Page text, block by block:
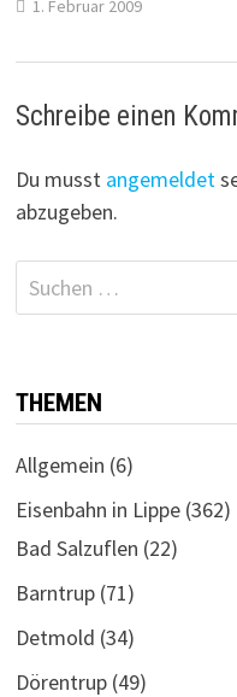
1. Februar 2009
Schreibe einen
Du musst angemeldet
abzugeben.
Suchen
nach:
THEMEN
Allgemein (6)
Eisenbahn in Lippe(362)
Bad Salzuflen (22)
Barntrup(71)
Detmold (34)
Dörentrup(49)